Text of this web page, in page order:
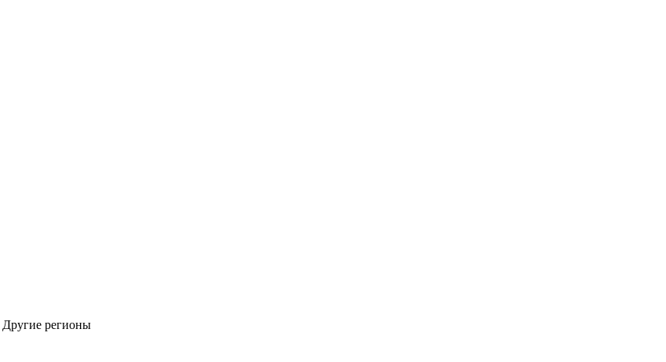
Другие регионы